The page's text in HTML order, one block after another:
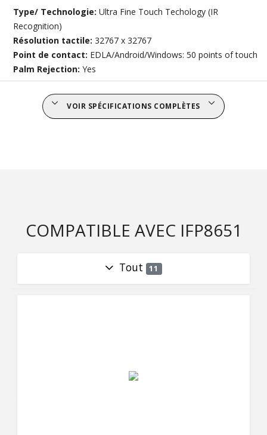
Type/ Technologie:Ultra Fine Touch Techology (IR
Recognition)
Résolution tactile:32767 x 32767
Point de contact: EDLA/Android/Windows: 50 points of touch
Palm Rejection:Yes
VOIR SPÉCIFICATIONS COMPLÈTES
COMPATIBLE AVEC IFP8651
Tout 11